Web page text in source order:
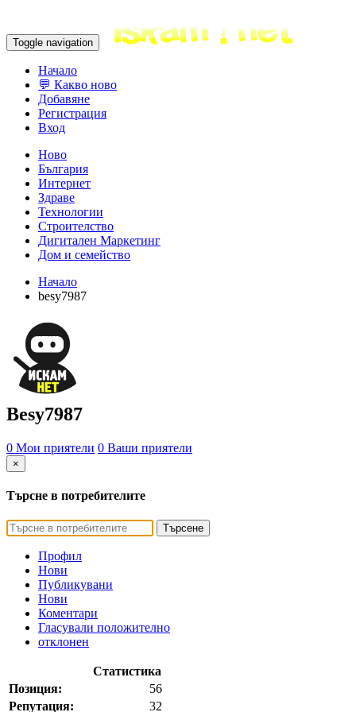
Toggle navigation
Начало
💬 Какво ново
Добавяне
Регистрация
Вход
Ново
България
Интернет
Здраве
Технологии
Строителство
Дигитален Маркетинг
Дом и семейство
Начало
besy7987
Besy7987
0 Мои приятели 0 Ваши приятели
×
Търсне в потребителите
Търсене
Профил
Нови
Публикувани
Нови
Коментари
Гласували положително
отклонен
Статистика
Позиция:
56
Репутация:
32